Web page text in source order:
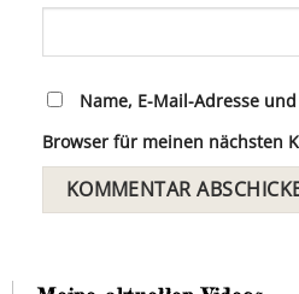
Name, E-Mail-Adresse
Browser für meinen nächsten